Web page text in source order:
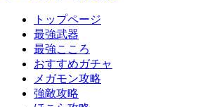
トップページ
最強武器
最強こころ
おすすめガチャ
メガモン攻略
強敵攻略